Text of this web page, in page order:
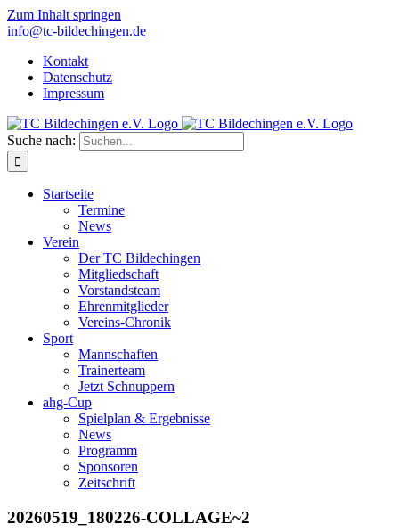
Zum Inhalt springen
info@tc-bildechingen.de
Kontakt
Datenschutz
Impressum
Suche nach:
Startseite
Termine
News
Verein
Der TC Bildechingen
Mitgliedschaft
Vorstandsteam
Ehrenmitglieder
Vereins-Chronik
Sport
Mannschaften
Trainerteam
Jetzt Schnuppern
ahg-Cup
Spielplan & Ergebnisse
News
Programm
Sponsoren
Zeitschrift
20260519_180226-COLLAGE~2